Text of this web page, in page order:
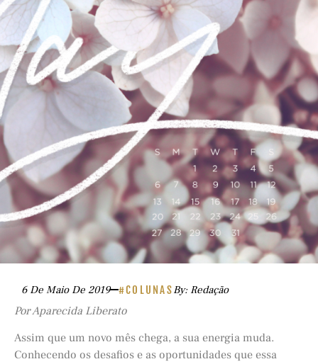
6 De Maio De 2019 #COLUNASBy: Redação
Por Aparecida Liberato
Assim que um novo mês chega, a sua energia muda.
Conhecendo os desafios e as oportunidades que essa